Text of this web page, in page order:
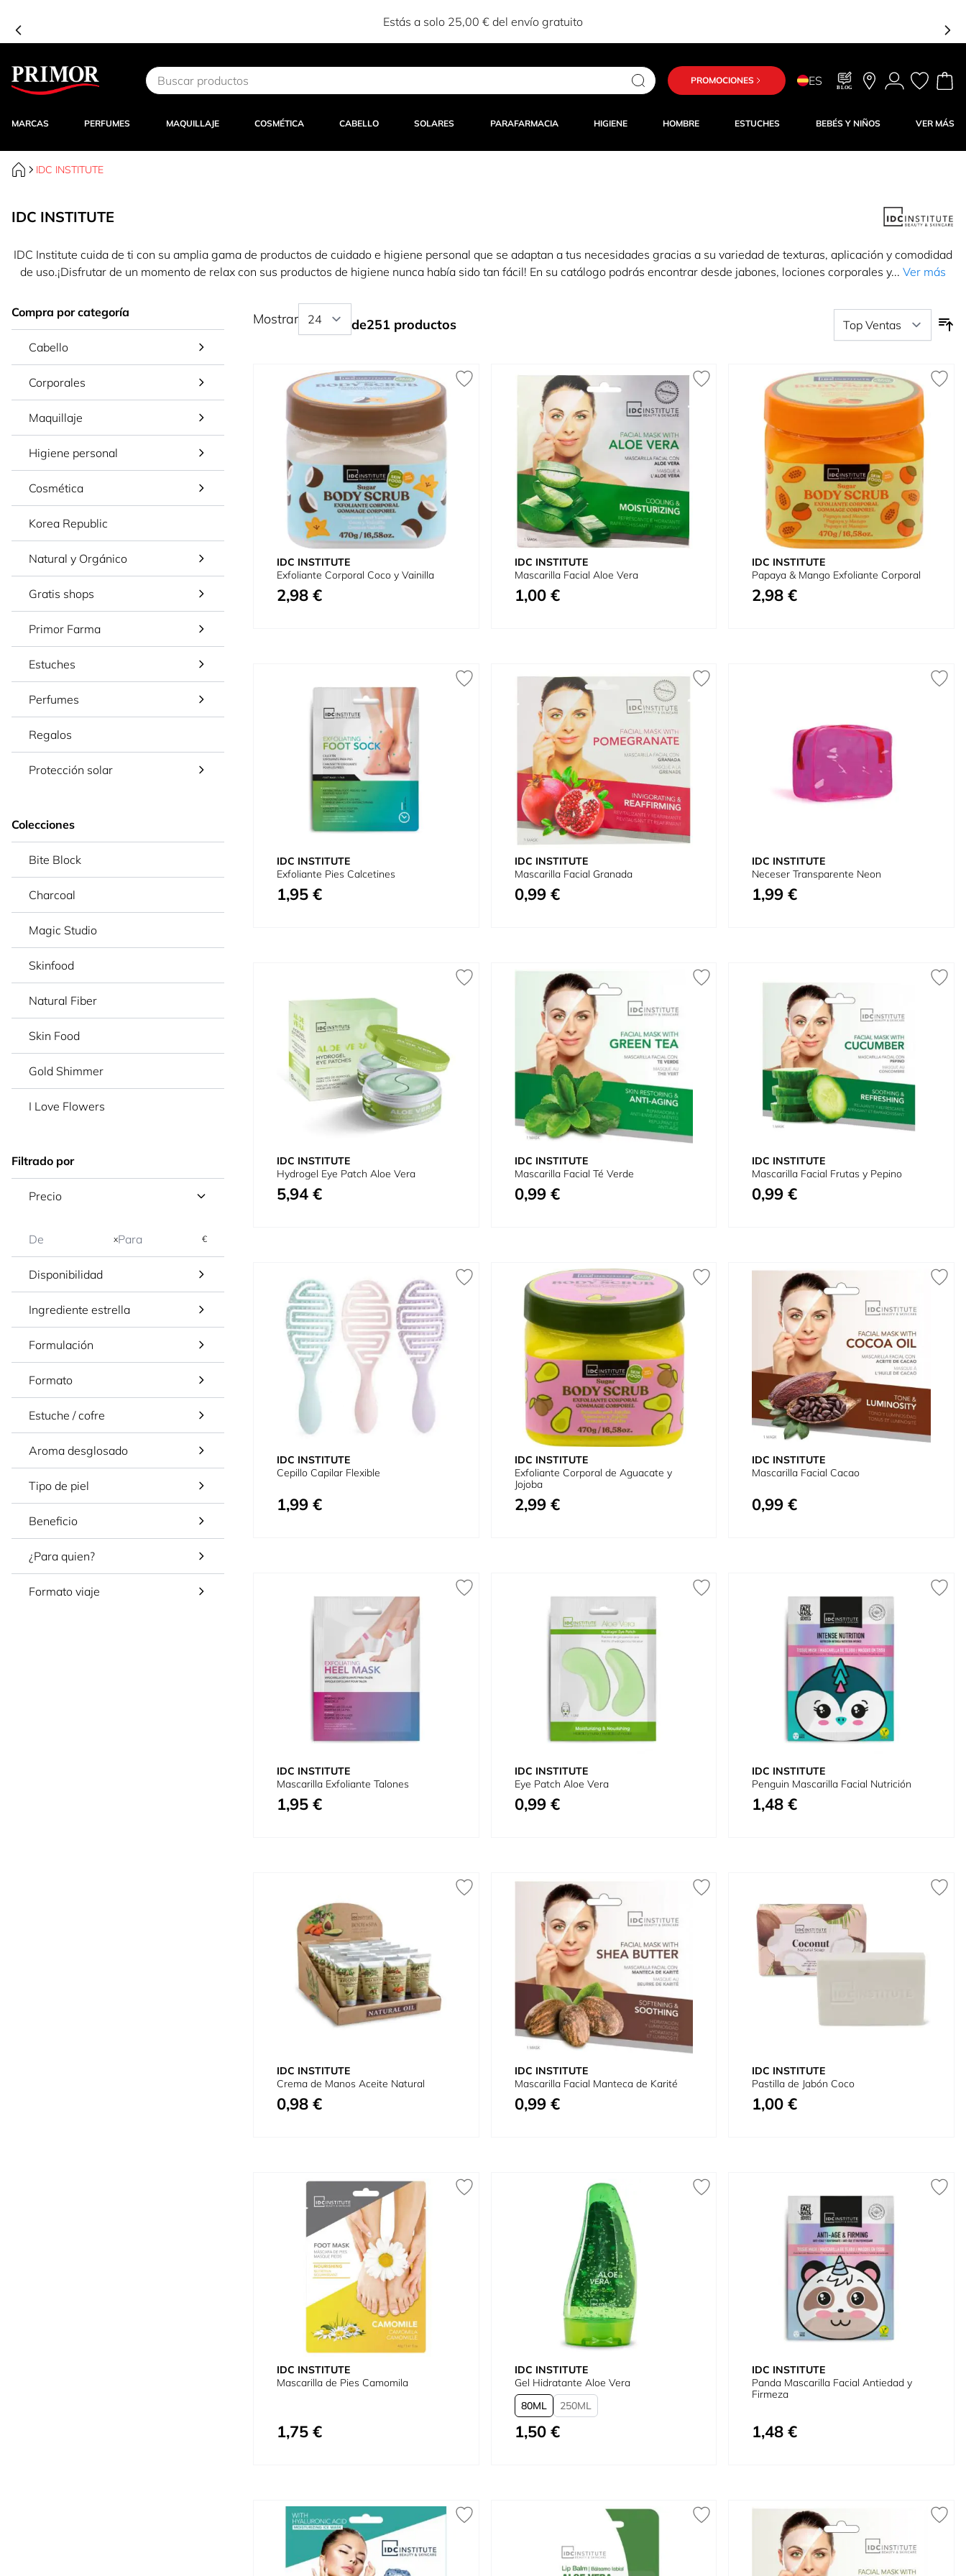
Estás a solo 25,00 € del envío gratuito
Ir al contenido
PROMOCIONES ES BLOG
MARCAS PERFUMES MAQUILLAJE COSMÉTICA CABELLO SOLARES PARAFARMACIA HIGIENE HOMBRE ESTUCHES BEBÉS Y NIÑOS VER MÁS
IDC INSTITUTE
IDC INSTITUTE
IDC Institute cuida de ti con su amplia gama de productos de cuidado e higiene personal que se adaptan a tus necesidades gracias a su variedad de texturas, aplicación y comodidad
de uso.¡Disfrutar de un momento de relax con sus productos de higiene nunca había sido tan fácil! En su catálogo podrás encontrar desde jabones, lociones corporales y... Ver más
Compra por categoría
Cabello
Corporales
Maquillaje
Higiene personal
Cosmética
Korea Republic
Natural y Orgánico
Gratis shops
Primor Farma
Estuches
Perfumes
Regalos
Protección solar
Colecciones
Bite Block
Charcoal
Magic Studio
Skinfood
Natural Fiber
Skin Food
Gold Shimmer
I Love Flowers
Filtrado por
Precio
x €
Disponibilidad
Ingrediente estrella
Formulación
Formato
Estuche / cofre
Aroma desglosado
Tipo de piel
Beneficio
¿Para quien?
Formato viaje
Mostrar de251 productos
IDC INSTITUTE
Exfoliante Corporal Coco y Vainilla
2,98 €
IDC INSTITUTE
Mascarilla Facial Aloe Vera
1,00 €
IDC INSTITUTE
Papaya & Mango Exfoliante Corporal
2,98 €
IDC INSTITUTE
Exfoliante Pies Calcetines
1,95 €
IDC INSTITUTE
Mascarilla Facial Granada
0,99 €
IDC INSTITUTE
Neceser Transparente Neon
1,99 €
IDC INSTITUTE
Hydrogel Eye Patch Aloe Vera
5,94 €
IDC INSTITUTE
Mascarilla Facial Té Verde
0,99 €
IDC INSTITUTE
Mascarilla Facial Frutas y Pepino
0,99 €
IDC INSTITUTE
Cepillo Capilar Flexible
1,99 €
IDC INSTITUTE
Exfoliante Corporal de Aguacate y
Jojoba
2,99 €
IDC INSTITUTE
Mascarilla Facial Cacao
0,99 €
IDC INSTITUTE
Mascarilla Exfoliante Talones
1,95 €
IDC INSTITUTE
Eye Patch Aloe Vera
0,99 €
IDC INSTITUTE
Penguin Mascarilla Facial Nutrición
1,48 €
IDC INSTITUTE
Crema de Manos Aceite Natural
0,98 €
IDC INSTITUTE
Mascarilla Facial Manteca de Karité
0,99 €
IDC INSTITUTE
Pastilla de Jabón Coco
1,00 €
IDC INSTITUTE
Mascarilla de Pies Camomila
1,75 €
IDC INSTITUTE
Gel Hidratante Aloe Vera
80
250
Tan bajo como
1,50 €
IDC INSTITUTE
Panda Mascarilla Facial Antiedad y
Firmeza
1,48 €